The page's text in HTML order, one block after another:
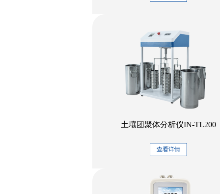
土壤团聚体分析仪IN-TL200
查看详情